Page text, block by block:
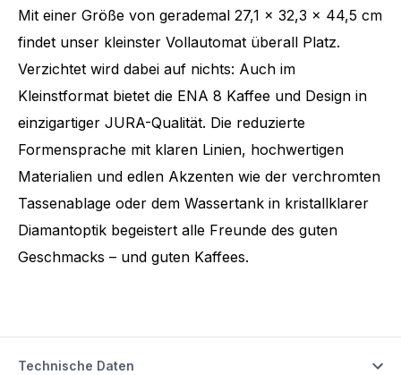
Mit einer Größe von gerademal 27,1 x 32,3 x 44,5 cm
findet unser kleinster Vollautomat überall Platz.
Verzichtet wird dabei auf nichts: Auch im
Kleinstformat bietet die ENA 8 Kaffee und Design in
einzigartiger JURA-Qualität. Die reduzierte
Formensprache mit klaren Linien, hochwertigen
Materialien und edlen Akzenten wie der verchromten
Tassenablage oder dem Wassertank in kristallklarer
Diamantoptik begeistert alle Freunde des guten
Geschmacks – und guten Kaffees.
Technische Daten